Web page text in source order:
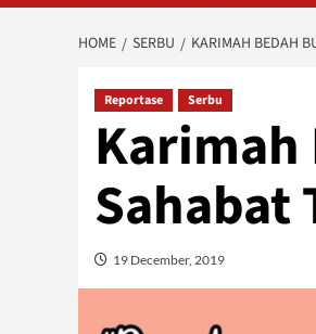
HOME SERBU KARIMAH BEDAH
Reportase Serbu
Karimah
Sahabat
19 December, 2019